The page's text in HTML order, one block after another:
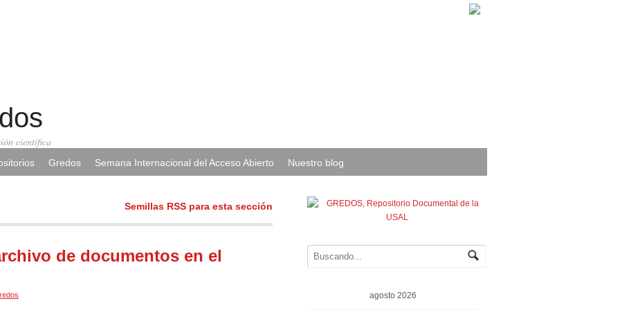
científica
Gredos Semana Internacional del Acceso Abierto Nuestro blog
Semillas RSS para esta sección
de documentos en el
agosto 2026